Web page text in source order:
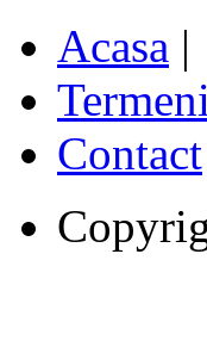
Acasa |
Contact